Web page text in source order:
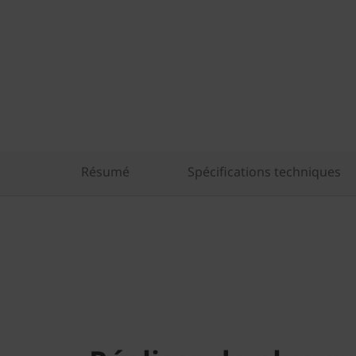
Résumé Spécifications techniques